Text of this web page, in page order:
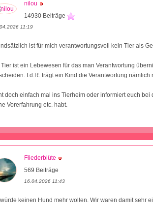
nilou
14930 Beiträge
11:19
ist für mich verantwortungsvoll kein Tier als
Tier ist ein Lebewesen für das man Verantwortung
I.d.R. trägt ein Kind die Verantwortung
doch einfach mal ins Tierheim oder informiert euch
Vorerfahrung etc. habt.
Fliederblüte
569 Beiträge
16.04.2026 11:43
würde keinen Hund mehr wollen. Wir waren damit sehr